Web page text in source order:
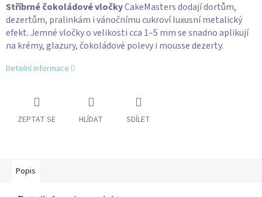
Stříbrné čokoládové vločkyCakeMasters dodají dortům,
dezertům, pralinkám i vánočnímu cukroví luxusní metalický
efekt. Jemné vločky o velikosti cca 1–5 mm se snadno aplikují
na krémy, glazury, čokoládové polevy i mousse dezerty.
Detailní informace
ZEPTAT SE HLÍDAT SDÍLET
Popis